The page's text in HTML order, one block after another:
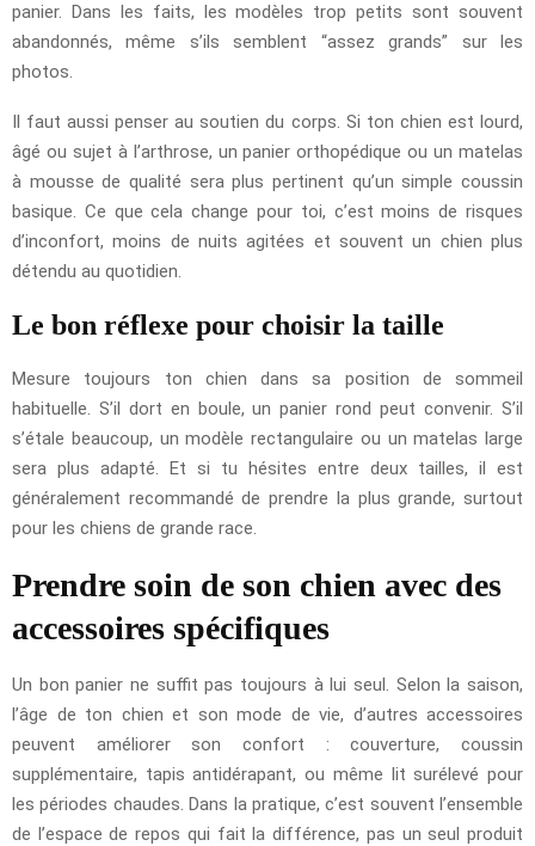
panier. Dans les faits, les modèles trop petits sont souvent
abandonnés, même s’ils semblent “assez grands” sur les
photos.
Il faut aussi penser au soutien du corps. Si ton chien est lourd,
âgé ou sujet à l’arthrose, un panier orthopédique ou un matelas
à mousse de qualité sera plus pertinent qu’un simple coussin
basique. Ce que cela change pour toi, c’est moins de risques
d’inconfort, moins de nuits agitées et souvent un chien plus
détendu au quotidien.
Le bon réflexe pour choisir la taille
Mesure toujours ton chien dans sa position de sommeil
habituelle. S’il dort en boule, un panier rond peut convenir. S’il
s’étale beaucoup, un modèle rectangulaire ou un matelas large
sera plus adapté. Et si tu hésites entre deux tailles, il est
généralement recommandé de prendre la plus grande, surtout
pour les chiens de grande race.
Prendre soin de son chien avec des
accessoires spécifiques
Un bon panier ne suffit pas toujours à lui seul. Selon la saison,
l’âge de ton chien et son mode de vie, d’autres accessoires
peuvent améliorer son confort : couverture, coussin
supplémentaire, tapis antidérapant, ou même lit surélevé pour
les périodes chaudes. Dans la pratique, c’est souvent l’ensemble
de l’espace de repos qui fait la différence, pas un seul produit